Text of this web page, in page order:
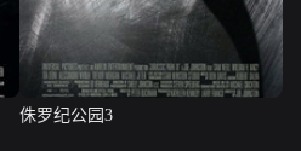
侏罗纪公园3